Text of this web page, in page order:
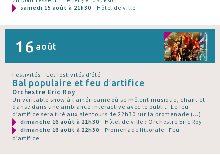
samedi 15 août à 21h30 - Hôtel de ville
16 août
Festivités - Les festivités d’été
Bal populaire et feu d’artifice
Orchestre Eric Roy
Un véritable show à l’américaine où se mêlent musique, chant et
danse dans une ambiance interactive avec le public. Le feu
d’artifice sera tiré aux alentours de 22h30 sur la promenade (…)
dimanche 16 août à 21h30 - Hôtel de ville : Orchestre Eric Roy
dimanche 16 août à 22h30 - Promenade littorale : Feu
d’artifice